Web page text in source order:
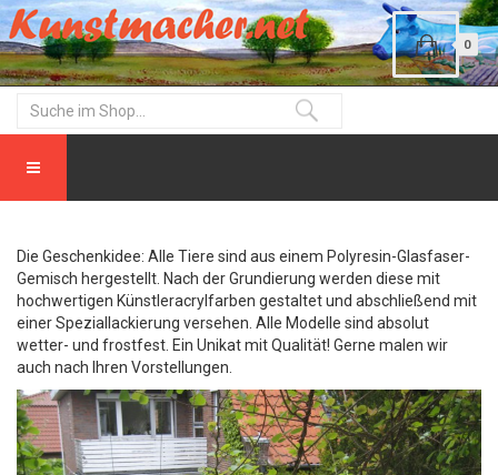
0
Die Geschenkidee: Alle Tiere sind aus einem Polyresin-Glasfaser-
Gemisch hergestellt. Nach der Grundierung werden diese mit
hochwertigen Künstleracrylfarben gestaltet und abschließend mit
einer Speziallackierung versehen. Alle Modelle sind absolut
wetter- und frostfest. Ein Unikat mit Qualität! Gerne malen wir
auch nach Ihren Vorstellungen.